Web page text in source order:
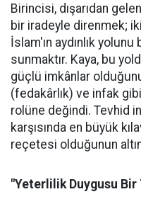
Birincisi, dışarıdan
bir iradeyle direnmek;
İslam'ın aydınlık yolunu
sunmaktır. Kaya, bu
güçlü imkânlar
(fedakârlık) ve infak
rolüne değindi. Tevhid
karşısında en büyük
reçetesi olduğunun
"Yeterlilik Duygusu Bir